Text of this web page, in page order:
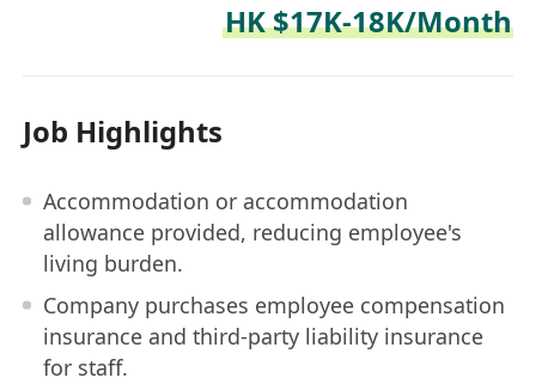
HK $17K-18K/Month
Job Highlights
Accommodation or accommodation
allowance provided, reducing employee's
living burden.
Company purchases employee compensation
insurance and third-party liability insurance
for staff.